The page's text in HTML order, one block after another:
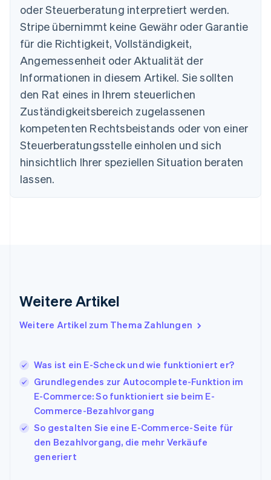
oder Steuerberatung interpretiert werden.
Stripe übernimmt keine Gewähr oder Garantie
für die Richtigkeit, Vollständigkeit,
Angemessenheit oder Aktualität der
Informationen in diesem Artikel. Sie sollten
den Rat eines in Ihrem steuerlichen
Zuständigkeitsbereich zugelassenen
kompetenten Rechtsbeistands oder von einer
Steuerberatungsstelle einholen und sich
hinsichtlich Ihrer speziellen Situation beraten
lassen.
Weitere Artikel
Weitere Artikel zum Thema Zahlungen
Was ist ein E-Scheck und wie funktioniert er?
Grundlegendes zur Autocomplete-Funktion im
E-Commerce: So funktioniert sie beim E-
Commerce-Bezahlvorgang
So gestalten Sie eine E-Commerce-Seite für
den Bezahlvorgang, die mehr Verkäufe
generiert
Brasilien
PortuguêsEnglish
Bulgarien
English
Dänemark
English
DeutschEnglish
Estland
English
Festlandchina
简体中文English
Finnland
Frankreich
FrançaisEnglish
English
Italien
Italiano English
English Français
Kroatien
EnglishItaliano
Lettland
Liechtenstein
DeutschEnglish
Litauen